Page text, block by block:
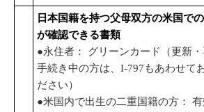
日本国籍を持つ父母双方の米国で
が確認できる書類
●永住者： グリーンカード（更新
手続き中の方は、I-797もあわせて
ださい）
●米国内で出生の二重国籍の方： 有